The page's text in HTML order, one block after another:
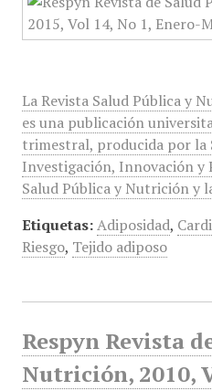
La Revista Salud Pública y
es una publicación
trimestral, producida por la
Investigación, Innovación y
Salud Pública y Nutrición y
Etiquetas: Adiposidad,
Riesgo, Tejido adiposo
Respyn Revista
Nutrición, 2010,